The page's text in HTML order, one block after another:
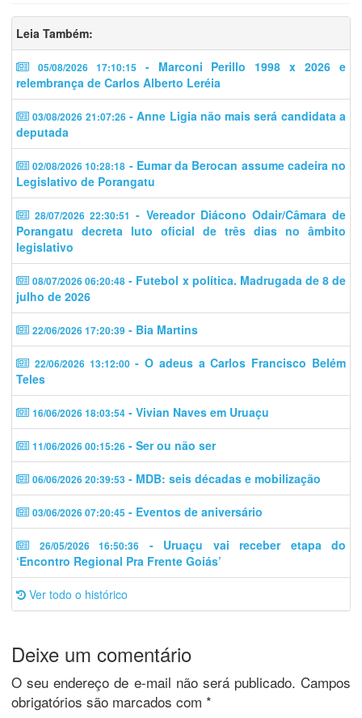
Leia Também:
05/08/2026 17:10:15
- Marconi Perillo 1998 x 2026 e
relembrança de Carlos Alberto Leréia
03/08/2026 21:07:26 - Anne Ligia não mais será candidata a
deputada
02/08/2026 10:28:18 - Eumar da Berocan assume cadeira no
Legislativo de Porangatu
28/07/2026 22:30:51 - Vereador Diácono Odair/Câmara de
Porangatu decreta luto oficial de três dias no âmbito
legislativo
08/07/2026 06:20:48 - Futebol x política. Madrugada de 8 de
julho de 2026
22/06/2026 17:20:39 - Bia Martins
22/06/2026 13:12:00- O adeus a Carlos Francisco Belém
Teles
16/06/2026 18:03:54 - Vivian Naves em Uruaçu
11/06/2026 00:15:26 - Ser ou não ser
06/06/2026 20:39:53 - MDB: seis décadas e mobilização
03/06/2026 07:20:45 - Eventos de aniversário
26/05/2026 16:50:36
- Uruaçu vai receber etapa do
‘Encontro Regional Pra Frente Goiás’
Ver todo o histórico
Deixe um comentário
O seu endereço de e-mail não será publicado. Campos
obrigatórios são marcados com *